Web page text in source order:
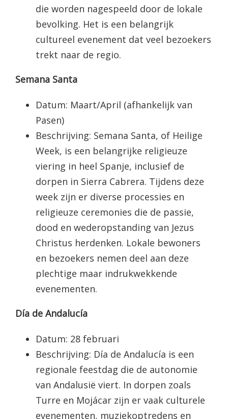
die worden nagespeeld door de lokale
bevolking. Het is een belangrijk
cultureel evenement dat veel bezoekers
trekt naar de regio.
Semana Santa
Datum: Maart/April (afhankelijk van
Pasen)
Beschrijving: Semana Santa, of Heilige
Week, is een belangrijke religieuze
viering in heel Spanje, inclusief de
dorpen in Sierra Cabrera. Tijdens deze
week zijn er diverse processies en
religieuze ceremonies die de passie,
dood en wederopstanding van Jezus
Christus herdenken. Lokale bewoners
en bezoekers nemen deel aan deze
plechtige maar indrukwekkende
evenementen.
Día de Andalucía
Datum: 28 februari
Beschrijving: Día de Andalucía is een
regionale feestdag die de autonomie
van Andalusië viert. In dorpen zoals
Turre en Mojácar zijn er vaak culturele
evenementen, muziekoptredens en